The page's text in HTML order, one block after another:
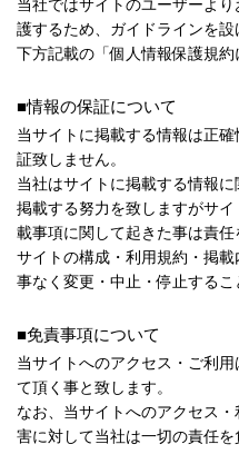
護するため、ガイドラインを
下方記載の「個人情報保護規約
■情報の保証について
当サイトに掲載する情報は正
証致しません。
当社はサイトに掲載する情報
掲載する努力を致しますがサ
載事項に関して起きた事は責任
サイトの構成・利用規約・掲
事なく変更・中止・停止するこ
■免責事項について
当サイトへのアクセス・ご利
て頂く事と致します。
なお、当サイトへのアクセス
害に対して当社は一切の責任を